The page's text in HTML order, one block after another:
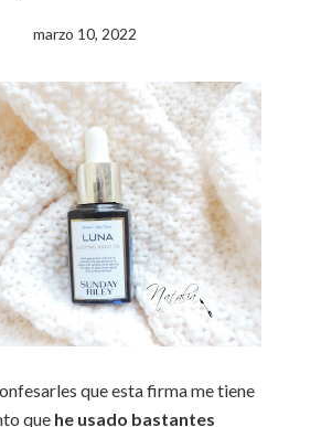
marzo 10, 2022
que esta firma me tiene
que he usado bastantes